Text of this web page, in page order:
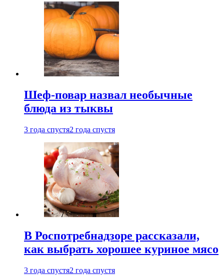
Шеф-повар назвал необычные
блюда из тыквы
3 года спустя2 года спустя
В Роспотребнадзоре рассказали,
как выбрать хорошее куриное мясо
3 года спустя2 года спустя